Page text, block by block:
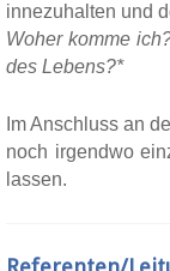
innezuhalten und
Woher komme
des Lebens?*
Im Anschluss an
noch irgendwo
lassen.